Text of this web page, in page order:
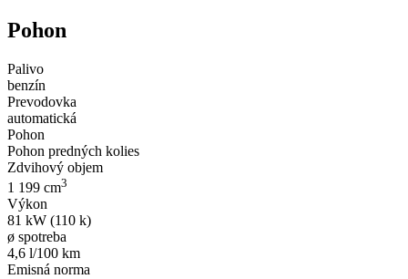
Pohon
Palivo
benzín
Prevodovka
automatická
Pohon
Pohon predných kolies
Zdvihový objem
1 199 cm3
Výkon
81 kW (110 k)
ø spotreba
4,6 l/100 km
Emisná norma